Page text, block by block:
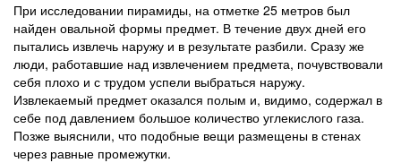
При исследовании пирамиды, на отметке 25 метров был
найден овальной формы предмет. В течение двух дней его
пытались извлечь наружу и в результате разбили. Сразу же
люди, работавшие над извлечением предмета, почувствовали
себя плохо и с трудом успели выбраться наружу.
Извлекаемый предмет оказался полым и, видимо, содержал в
себе под давлением большое количество углекислого газа.
Позже выяснили, что подобные вещи размещены в стенах
через равные промежутки.